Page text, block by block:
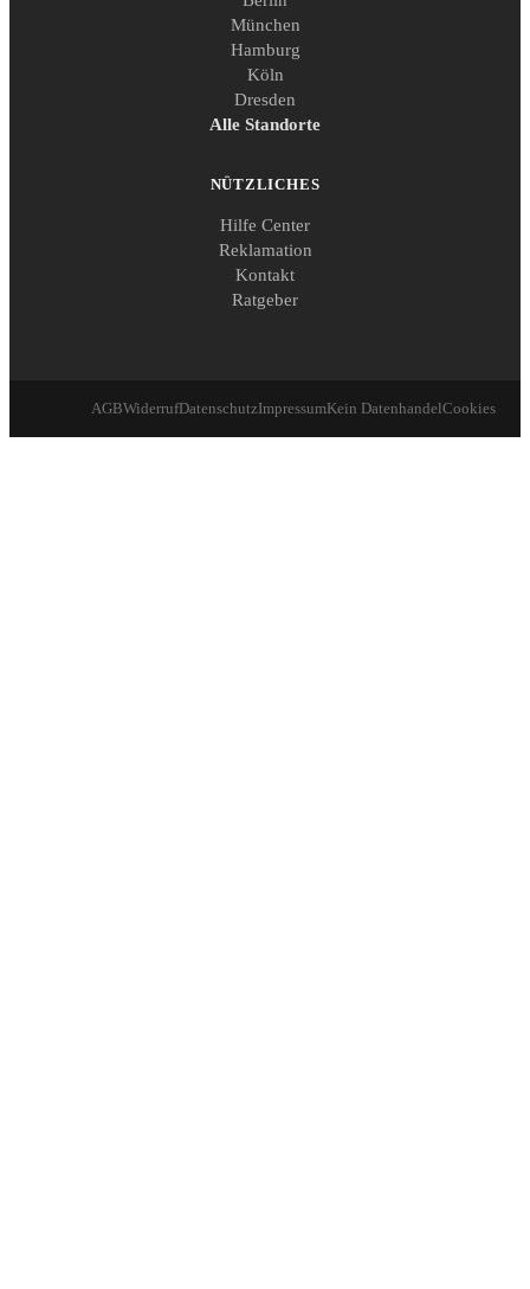
München
Hamburg
Köln
Dresden
Alle Standorte
NÜTZLICHES
Hilfe Center
Reklamation
Kontakt
Ratgeber
AGBWiderrufDatenschutzImpressumKein DatenhandelCookies